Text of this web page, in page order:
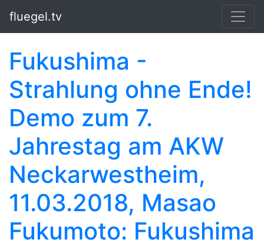
fluegel.tv
Fukushima -
Strahlung ohne Ende!
Demo zum 7.
Jahrestag am AKW
Neckarwestheim,
11.03.2018, Masao
Fukumoto: Fukushima